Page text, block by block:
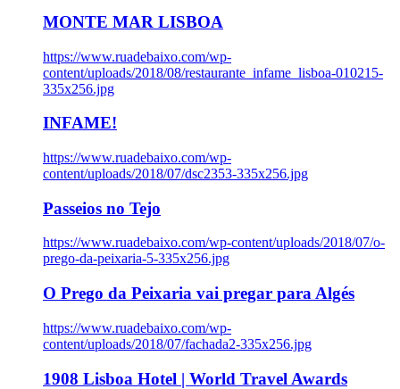
MONTE MAR LISBOA
https://www.ruadebaixo.com/wp-
content/uploads/2018/08/restaurante_infame_lisboa-010215-
335x256.jpg
INFAME!
https://www.ruadebaixo.com/wp-
content/uploads/2018/07/dsc2353-335x256.jpg
Passeios no Tejo
https://www.ruadebaixo.com/wp-content/uploads/2018/07/o-
prego-da-peixaria-5-335x256.jpg
O Prego da Peixaria vai pregar para Algés
https://www.ruadebaixo.com/wp-
content/uploads/2018/07/fachada2-335x256.jpg
1908 Lisboa Hotel | World Travel Awards